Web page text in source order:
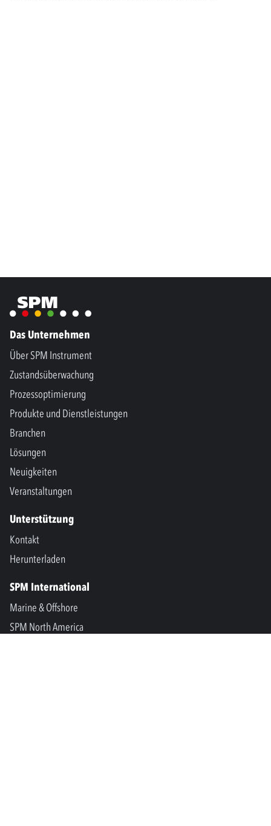
Das Unternehmen
Über SPM Instrument
Zustandsüberwachung
Prozessoptimierung
Produkte und Dienstleistungen
Branchen
Lösungen
Neuigkeiten
Veranstaltungen
Unterstützung
Kontakt
Herunterladen
SPM International
Marine & Offshore
SPM North America